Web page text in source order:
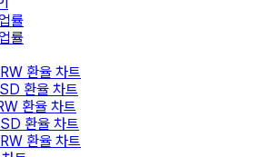
률
률
환율 차트
환율 차트
환율 차트
환율 차트
환율 차트